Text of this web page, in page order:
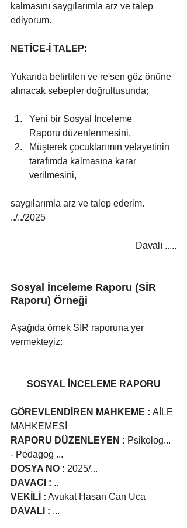
kalmasını saygılarımla arz ve talep
ediyorum.
NETİCE-İ TALEP:
Yukarıda belirtilen ve re'sen göz önüne
alınacak sebepler doğrultusunda;
Yeni bir Sosyal İnceleme
Raporu düzenlenmesini,
Müşterek çocuklarımın velayetinin
tarafımda kalmasına karar
verilmesini,
saygılarımla arz ve talep ederim.
../../2025
Davalı .....
Sosyal İnceleme Raporu (SİR
Raporu) Örneği
Aşağıda örnek SİR raporuna yer
vermekteyiz:
SOSYAL İNCELEME RAPORU
GÖREVLENDİREN MAHKEME : AİLE
MAHKEMESİ
RAPORU DÜZENLEYEN : Psikolog...
- Pedagog ...
DOSYA NO : 2025/...
DAVACI : ..
VEKİLİ : Avukat Hasan Can Uca
DAVALI : ...